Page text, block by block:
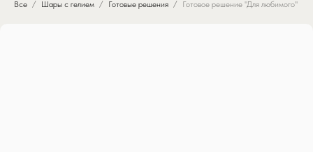
Все Шары с гелием Готовые решения Готовое решение "Для любимого"